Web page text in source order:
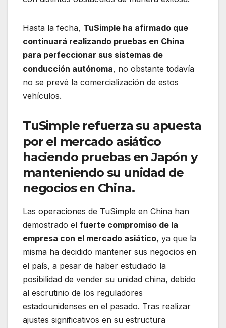
Hasta la fecha, TuSimple ha afirmado que
continuará realizando pruebas en China
para perfeccionar sus sistemas de
conducción autónoma, no obstante todavía
no se prevé la comercialización de estos
vehículos.
TuSimple refuerza su apuesta
por el mercado asiático
haciendo pruebas en Japón y
manteniendo su unidad de
negocios en China.
Las operaciones de TuSimple en China han
demostrado el fuerte compromiso de la
empresa con el mercado asiático, ya que la
misma ha decidido mantener sus negocios en
el país, a pesar de haber estudiado la
posibilidad de vender su unidad china, debido
al escrutinio de los reguladores
estadounidenses en el pasado. Tras realizar
ajustes significativos en su estructura